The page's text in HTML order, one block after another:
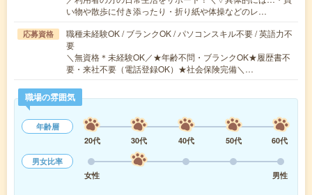
い物や散歩に付き添ったり・折り紙や体操などのレ…
応募資格
職種未経験OK / ブランクOK / パソコンスキル不要 / 英語力不
要
＼無資格＊未経験OK／★年齢不問・ブランクOK★履歴書不
要・来社不要（電話登録OK）★社会保険完備＼…
職場の雰囲気
年齢層
20代
30代 40代 50代
60代
男女比率
女性
男性